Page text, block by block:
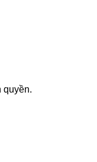
quyền.